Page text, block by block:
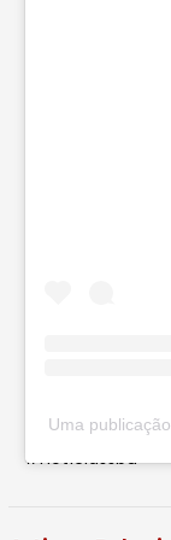
Uma
#notíciassbu